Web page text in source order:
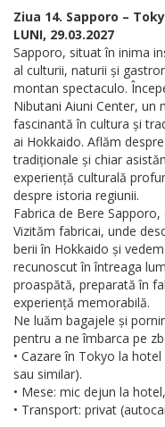
Ziua 14. Sapporo –
LUNI, 29.03.2027
Sapporo, situat în inima
al culturii, naturii și
montan spectaculo.
Nibutani Aiuni Center, un
fascinantă în cultura și
ai Hokkaido. Aflăm
tradiționale și chiar
experiență culturală
despre istoria regiunii.
Fabrica de Bere
Vizităm fabricai, unde
berii în Hokkaido și
recunoscut în întreaga
proaspătă, preparată în
experiență memorabilă.
Ne luăm bagajele și
pentru a ne îmbarca pe
• Cazare în Tokyo la
sau similar).
• Mese: mic dejun la
• Transport: privat